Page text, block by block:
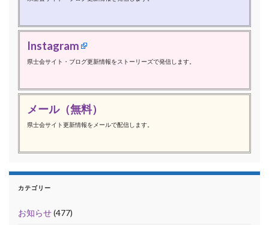
Instagram
県士会サイト・ブログ更新情報をストーリーズで発信します。
メール（無料）
県士会サイト更新情報をメールで配信します。
カテゴリー
お知らせ(477)